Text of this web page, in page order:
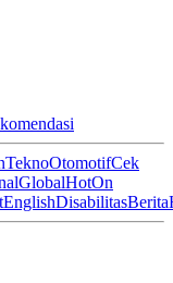
TeknoOtomotifCek
GlobalHotOn
EnglishDisabilitasBerita